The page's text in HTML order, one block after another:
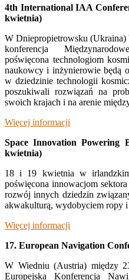
4th International IAA
kwietnia)
W Dniepropietrowsku (Ukraina)
konferencja
poświęcona technologiom
naukowcy i inżynierowie będą
w dziedzinie technologii
poszukiwali rozwiązań na
swoich krajach i na arenie
Więcej informacji
Space Innovation Powering
kwietnia)
18 i 19 kwietnia w
poświęcona innowacjom
rozwój innych dziedzin
akwakulturą, wydobyciem ropy
Więcej informacji
17. European Navigation
W Wiedniu (Austria) między
Europejska Konferencja